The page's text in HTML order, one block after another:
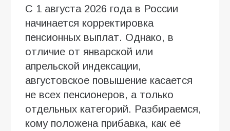
С 1 августа 2026 года в России
начинается корректировка
пенсионных выплат. Однако, в
отличие от январской или
апрельской индексации,
августовское повышение касается
не всех пенсионеров, а только
отдельных категорий. Разбираемся,
кому положена прибавка, как её